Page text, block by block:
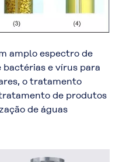
amplo espectro de
bactérias e vírus para
o tratamento
de produtos
de águas